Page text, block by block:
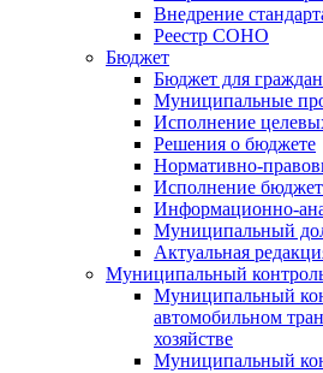
Внедрение
Реестр СОНО
Бюджет
Бюджет для граждан
Муниципальные
Исполнение
Решения о бюджете
Нормативно-
Исполнение
Информационно-
Муниципальный
Актуальная
Муниципальный
Муниципальный
автомобильном
хозяйстве
Муниципальный